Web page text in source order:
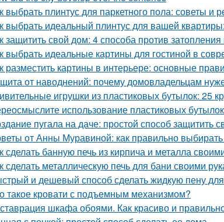
выбрать плинтус для паркетного пола: советы и
выбрать идеальный плинтус для вашей
защитить свой дом: 4 способа против
выбрать идеальные картины для гостиной в
разместить картины в интерьере: основные
от наводнений: почему домовладельцам
игрушки из пластиковых бутылок: 25
использование пластиковых
пугала на даче: простой способ защитить
от Анны Муравиной: как правильно
сделать банную печь из кирпича и металла
сделать металлическую печь для бани своими
и дешевый способ сделать жидкую пену
такое кровати с подъемным механизмом?
шкафа обоями. Как красиво и